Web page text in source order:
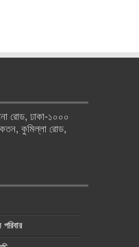
রোড, ঢাকা-১০০০
কুমিল্লা রোড,